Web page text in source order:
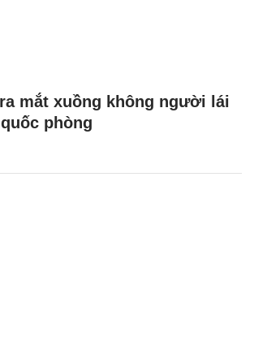
mắt xuồng không người lái
phòng